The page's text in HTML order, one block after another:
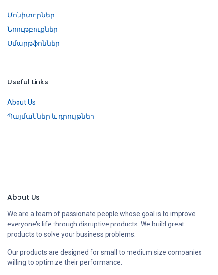
Մոնիտորներ
Նոութբուքներ
Սմարթֆոններ
Useful Links
About Us
Պայմաններ և դրույթներ
About Us
We are a team of passionate people whose goal is to improve
everyone's life through disruptive products. We build great
products to solve your business problems.
Our products are designed for small to medium size companies
willing to optimize their performance.